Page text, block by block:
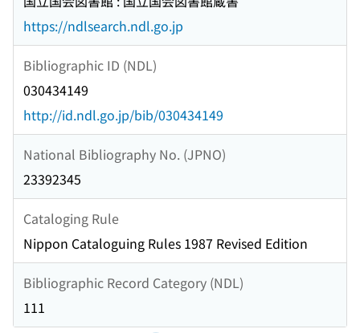
https://ndlsearch.ndl.go.jp
Bibliographic ID (NDL)
030434149
http://id.ndl.go.jp/bib/030434149
National Bibliography No. (JPNO)
23392345
Cataloging Rule
Nippon Cataloguing Rules 1987 Revised Edition
Bibliographic Record Category (NDL)
111